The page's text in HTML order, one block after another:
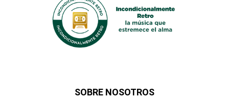
SOBRE NOSOTROS